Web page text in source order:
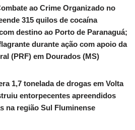
ao Crime Organizado no
315 quilos de cocaína
destino ao Porto de Paranaguá;
durante ação com apoio da
(PRF) em Dourados (MS)
1,7 tonelada de drogas em Volta
entorpecentes apreendidos
na região Sul Fluminense